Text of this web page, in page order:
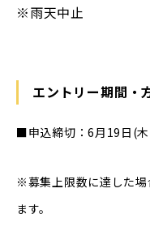
※雨天中止
エントリー期間・
■申込締切：6月19日(
※募集上限数に達した場
ます。